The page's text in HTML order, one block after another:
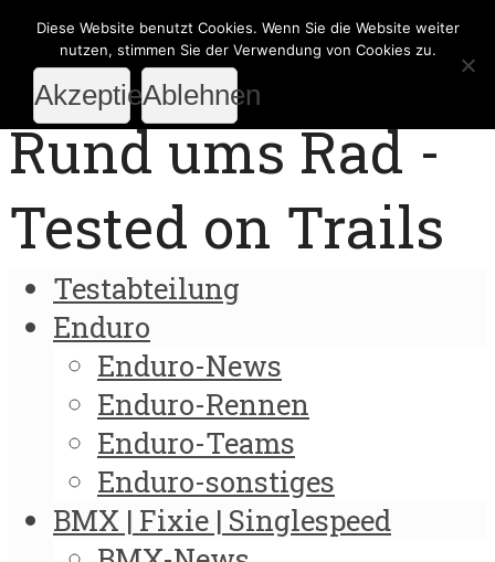
Rund ums Rad -
Tested on Trails
Testabteilung
Enduro
Enduro-News
Enduro-Rennen
Enduro-Teams
Enduro-sonstiges
BMX | Fixie | Singlespeed
Diese Website benutzt Cookies. Wenn Sie die Website weiter
nutzen, stimmen Sie der Verwendung von Cookies zu.
AkzeptierenAblehnen